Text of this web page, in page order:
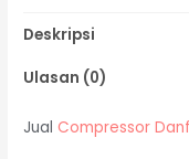
Deskripsi
Ulasan (0)
Jual Compressor